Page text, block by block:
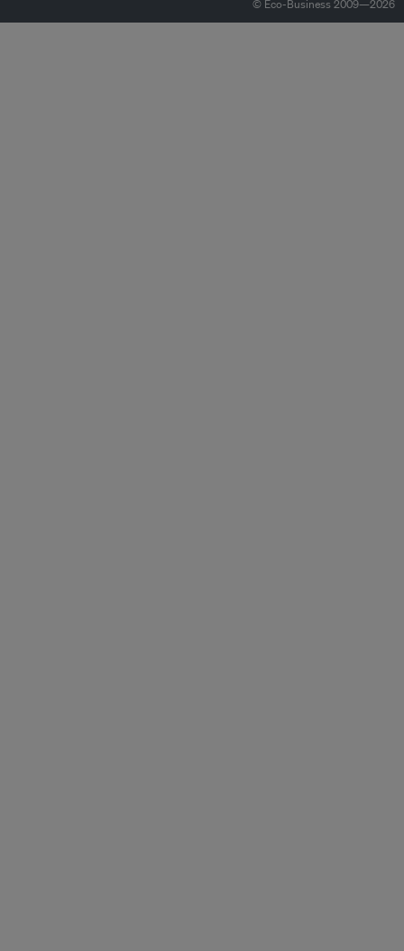
© Eco-Business 2009—2026